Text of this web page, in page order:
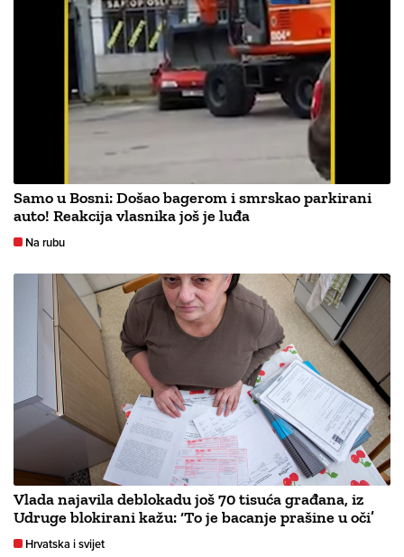
Samo u Bosni: Došao bagerom i smrskao parkirani
auto! Reakcija vlasnika još je luđa
Na rubu
Vlada najavila deblokadu još 70 tisuća građana, iz
Udruge blokirani kažu: ‘To je bacanje prašine u oči’
Hrvatska i svijet